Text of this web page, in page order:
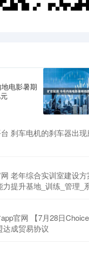
电影暑期
刹车电机的刹车器出现
老年综合实训室建设
提升基地_训练_管理_
官网 【7月28日
达成贸易协议